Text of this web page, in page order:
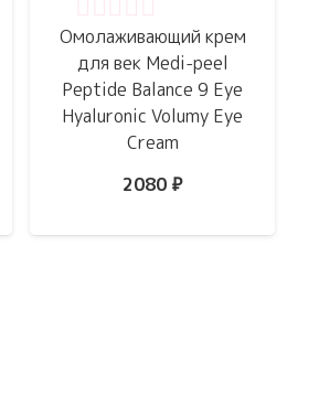
Омолаживающий крем
для век Medi-peel
Peptide Balance 9 Eye
Hyaluronic Volumy Eye
Cream
2080 ₽